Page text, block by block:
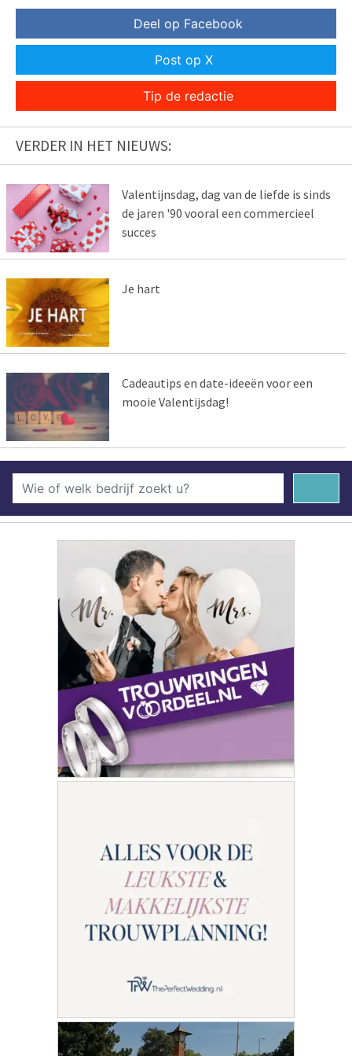
Deel op Facebook
Post op X
Tip de redactie
VERDER IN HET NIEUWS:
Valentijnsdag, dag van de liefde is sinds
de jaren '90 vooral een commercieel
succes
Je hart
Cadeautips en date-ideeën voor een
mooie Valentijsdag!